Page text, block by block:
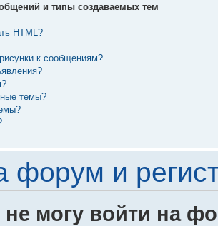
и типы создаваемых тем
HTML?
к сообщениям?
темы?
форум и
не могу войти на